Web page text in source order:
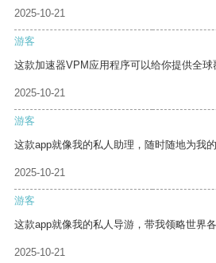
2025-10-21
游客
这款加速器VPM应用程序可以给你提供全球
2025-10-21
游客
这款app就像我的私人助理，随时随地为我的
2025-10-21
游客
这款app就像我的私人导游，带我领略世界各
2025-10-21